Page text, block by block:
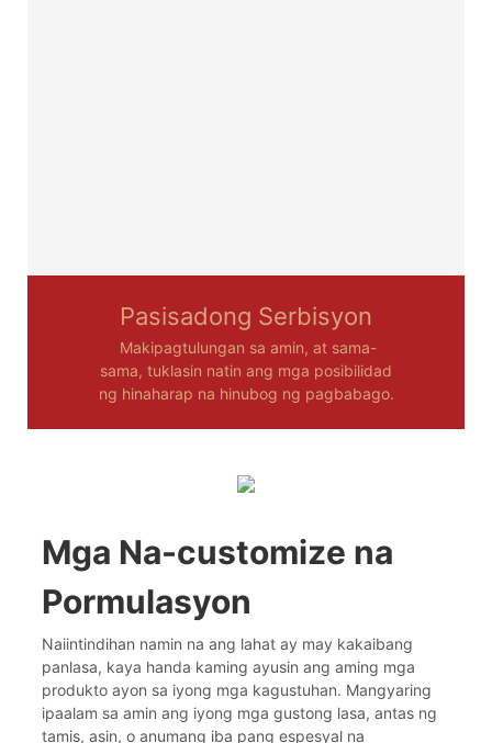
Pasisadong Serbisyon
Makipagtulungan sa amin, at sama-
sama, tuklasin natin ang mga posibilidad
ng hinaharap na hinubog ng pagbabago.
Mga Na-customize na
Pormulasyon
Naiintindihan namin na ang lahat ay may kakaibang
panlasa, kaya handa kaming ayusin ang aming mga
produkto ayon sa iyong mga kagustuhan. Mangyaring
ipaalam sa amin ang iyong mga gustong lasa, antas ng
tamis, asin, o anumang iba pang espesyal na